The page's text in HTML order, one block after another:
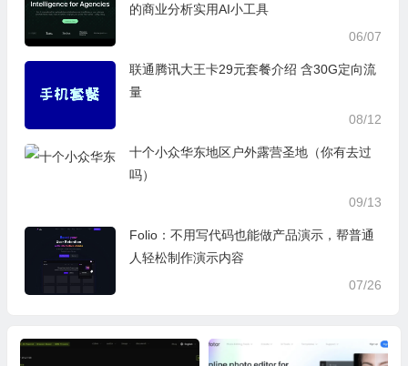
的商业分析实用AI小工具
06/07
联通腾讯大王卡29元套餐介绍 含30G定向流
量
08/12
十个小众华东地区户外露营圣地（你有去过
吗）
09/13
Folio：不用写代码也能做产品演示，帮普通
人轻松制作演示内容
07/26